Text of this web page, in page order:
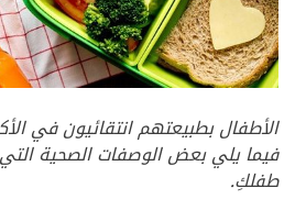
الأطفال بطبيعتهم انتقائيون في
فيما يلي بعض الوصفات الصحية
طفلكِ.